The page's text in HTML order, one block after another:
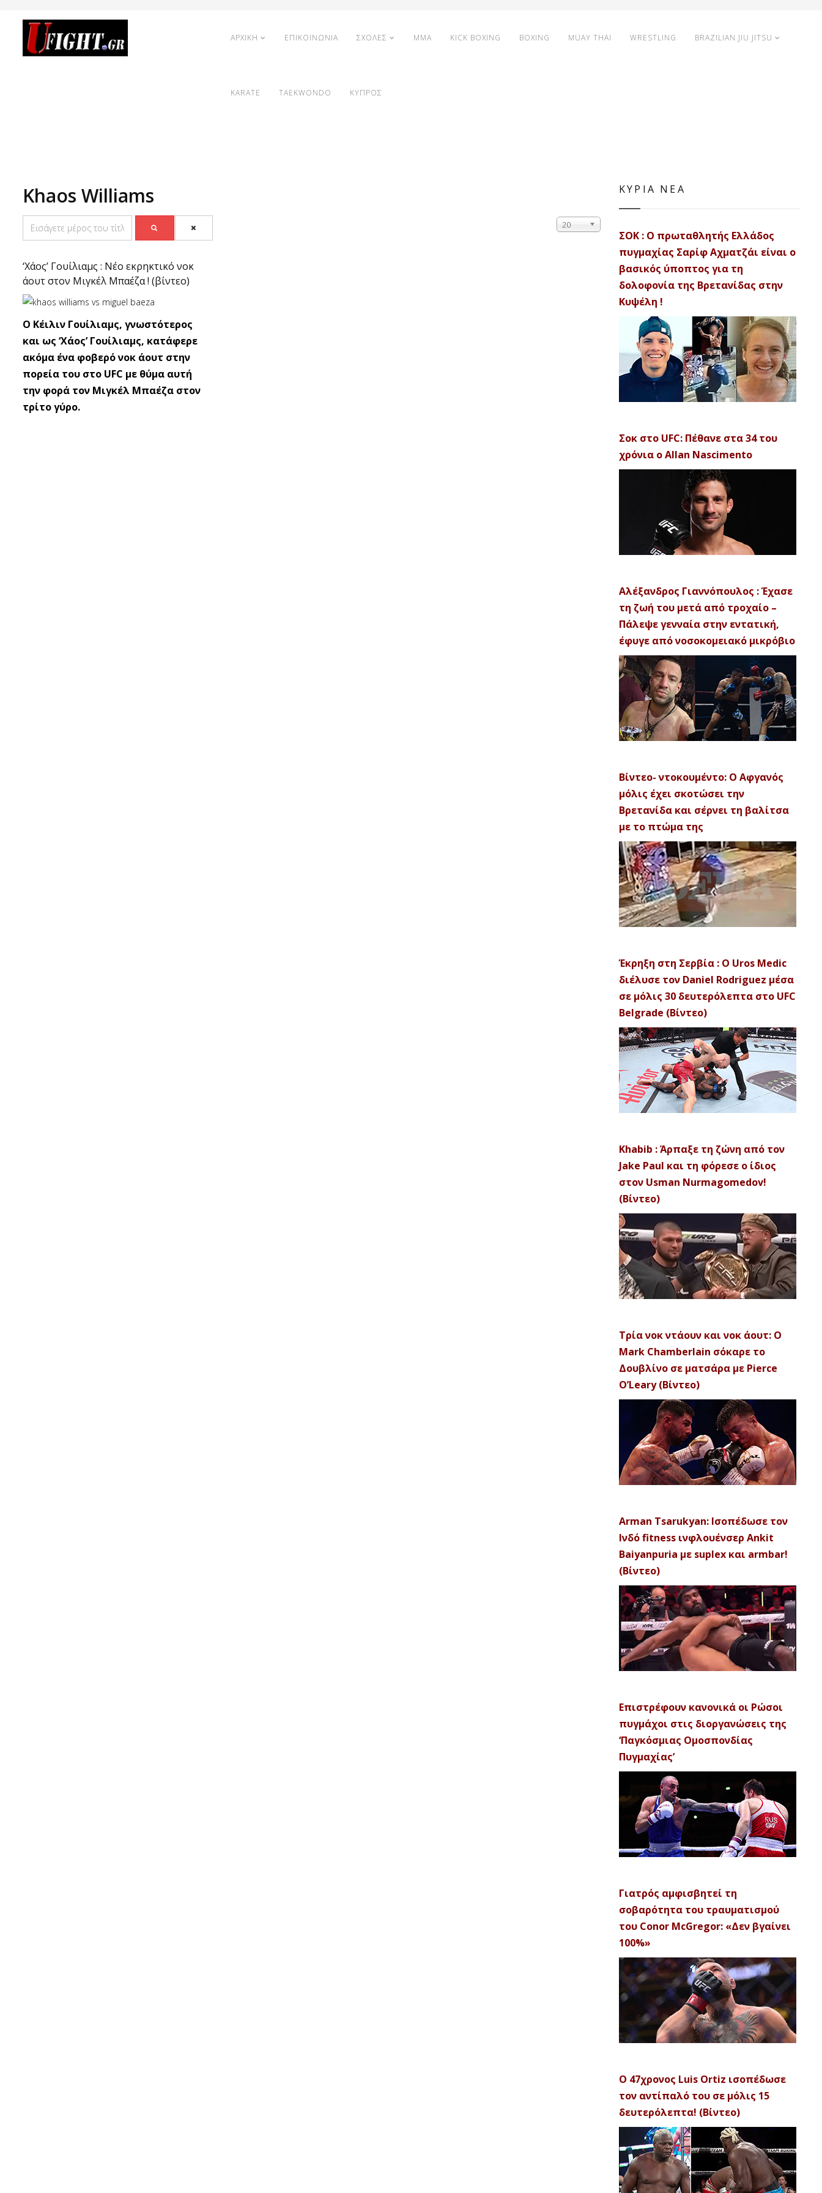
ΑΡΧΙΚΗ ΕΠΙΚΟΙΝΩΝΙΑ ΣΧΟΛΕΣ MMA KICK BOXING BOXING MUAY THAI WRESTLING BRAZILIAN JIU JITSU
KARATE TAEKWONDO ΚΥΠΡΟΣ
Khaos Williams
20
‘Χάος’ Γουίλιαμς : Νέο εκρηκτικό νοκ
άουτ στον Μιγκέλ Μπαέζα ! (βίντεο)
O Κέιλιν Γουίλιαμς, γνωστότερος
και ως ‘Χάος’ Γουίλιαμς, κατάφερε
ακόμα ένα φοβερό νοκ άουτ στην
πορεία του στο UFC με θύμα αυτή
την φορά τον Μιγκέλ Μπαέζα στον
τρίτο γύρο.
ΚΥΡΙΑ ΝΕΑ
ΣΟΚ : Ο πρωταθλητής Ελλάδος
πυγμαχίας Σαρίφ Αχματζάι είναι ο
βασικός ύποπτος για τη
δολοφονία της Βρετανίδας στην
Κυψέλη !
Σοκ στο UFC: Πέθανε στα 34 του
χρόνια ο Allan Nascimento
Αλέξανδρος Γιαννόπουλος : Έχασε
τη ζωή του μετά από τροχαίο –
Πάλεψε γενναία στην εντατική,
έφυγε από νοσοκομειακό μικρόβιο
Βίντεο- ντοκουμέντο: Ο Αφγανός
μόλις έχει σκοτώσει την
Βρετανίδα και σέρνει τη βαλίτσα
με το πτώμα της
Έκρηξη στη Σερβία : Ο Uros Medic
διέλυσε τον Daniel Rodriguez μέσα
σε μόλις 30 δευτερόλεπτα στο UFC
Belgrade (Βίντεο)
Khabib : Άρπαξε τη ζώνη από τον
Jake Paul και τη φόρεσε ο ίδιος
στον Usman Nurmagomedov!
(Βίντεο)
Τρία νοκ ντάουν και νοκ άουτ: Ο
Mark Chamberlain σόκαρε το
Δουβλίνο σε ματσάρα με Pierce
O’Leary (Βίντεο)
Arman Tsarukyan: Ισοπέδωσε τον
Ινδό fitness ινφλουένσερ Ankit
Baiyanpuria με suplex και armbar!
(Βίντεο)
Επιστρέφουν κανονικά οι Ρώσοι
πυγμάχοι στις διοργανώσεις της
‘Παγκόσμιας Ομοσπονδίας
Πυγμαχίας’
Γιατρός αμφισβητεί τη
σοβαρότητα του τραυματισμού
του Conor McGregor: «Δεν βγαίνει
100%»
Ο 47χρονος Luis Ortiz ισοπέδωσε
τον αντίπαλό του σε μόλις 15
δευτερόλεπτα! (Βίντεο)